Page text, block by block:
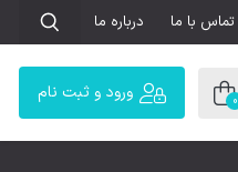
تماس با ما درباره ما
0 ورود و ثبت نام